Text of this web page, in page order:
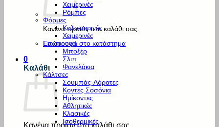
Κανένα προϊόν στο καλάθι σας.
Επιστροφή στο κατάστημα
0
Καλάθι
Χειμερινές
Ρόμπες
Φόρμες
Καλοκαιρινές
Χειμερινές
Εσώρουχα
Μποξέρ
Σλιπ
Φανελάκια
Κάλτσες
Σουμπάς-Αόρατες
Κοντές Σοσόνια
Ημίκοντες
Αθλητικές
Κλασικές
Ισοθερμικές